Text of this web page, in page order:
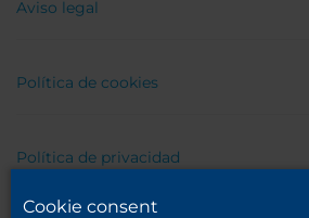
Aviso legal
Política de cookies
Política de privacidad
Cookie consent